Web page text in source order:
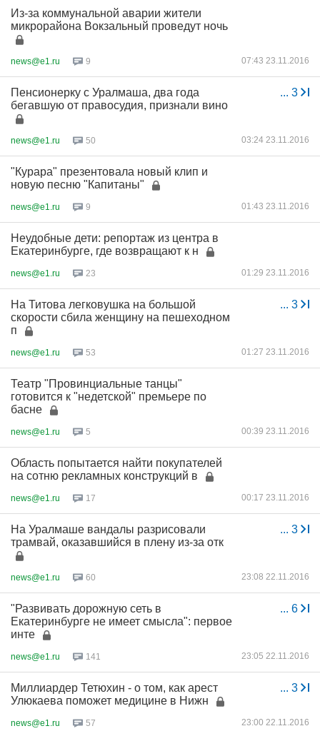
Из-за коммунальной аварии жители
микрорайона Вокзальный проведут ночь
news@e1.ru 9 07:43 23.11.2016
... 3
Пенсионерку с Уралмаша, два года
бегавшую от правосудия, признали вино
news@e1.ru 50 03:24 23.11.2016
"Курара" презентовала новый клип и
новую песню "Капитаны"
news@e1.ru 9 01:43 23.11.2016
Неудобные дети: репортаж из центра в
Екатеринбурге, где возвращают к н
news@e1.ru 23 01:29 23.11.2016
... 3
На Титова легковушка на большой
скорости сбила женщину на пешеходном
п
news@e1.ru 53 01:27 23.11.2016
Театр "Провинциальные танцы"
готовится к "недетской" премьере по
басне
news@e1.ru 5 00:39 23.11.2016
Область попытается найти покупателей
на сотню рекламных конструкций в
news@e1.ru 17 00:17 23.11.2016
... 3
На Уралмаше вандалы разрисовали
трамвай, оказавшийся в плену из-за отк
news@e1.ru 60 23:08 22.11.2016
... 6
"Развивать дорожную сеть в
Екатеринбурге не имеет смысла": первое
инте
news@e1.ru 141 23:05 22.11.2016
... 3
Миллиардер Тетюхин - о том, как арест
Улюкаева поможет медицине в Нижн
news@e1.ru 57 23:00 22.11.2016